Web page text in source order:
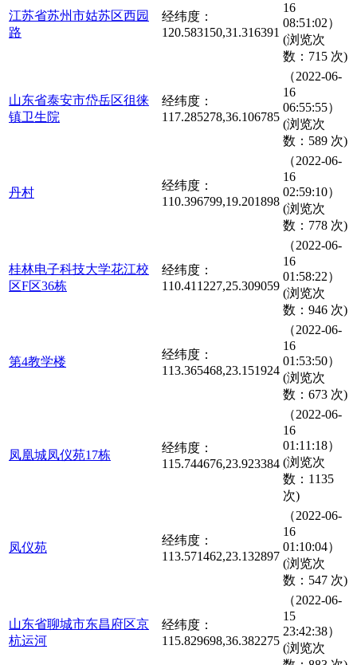
江苏省苏州市姑苏区西园
路
经纬度：
120.583150,31.316391
16
08:51:02）
(浏览次
数：715 次)
山东省泰安市岱岳区徂徕
镇卫生院
经纬度：
117.285278,36.106785
（2022-06-
16
06:55:55）
(浏览次
数：589 次)
丹村
经纬度：
110.396799,19.201898
（2022-06-
16
02:59:10）
(浏览次
数：778 次)
桂林电子科技大学花江校
区F区36栋
经纬度：
110.411227,25.309059
（2022-06-
16
01:58:22）
(浏览次
数：946 次)
第4教学楼
经纬度：
113.365468,23.151924
（2022-06-
16
01:53:50）
(浏览次
数：673 次)
凤凰城凤仪苑17栋
经纬度：
115.744676,23.923384
（2022-06-
16
01:11:18）
(浏览次
数：1135
次)
凤仪苑
经纬度：
113.571462,23.132897
（2022-06-
16
01:10:04）
(浏览次
数：547 次)
山东省聊城市东昌府区京
杭运河
经纬度：
115.829698,36.382275
（2022-06-
15
23:42:38）
(浏览次